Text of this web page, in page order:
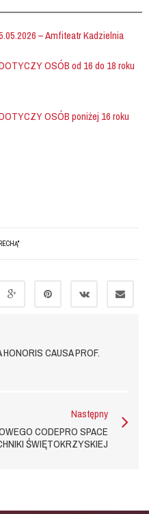
– Amfiteatr Kadzielnia
OSÓB od 16 do 18 roku
OSÓB poniżej 16 roku
CAUSA PROF.
Następny
CODEPRO SPACE
ŚWIĘTOKRZYSKIEJ